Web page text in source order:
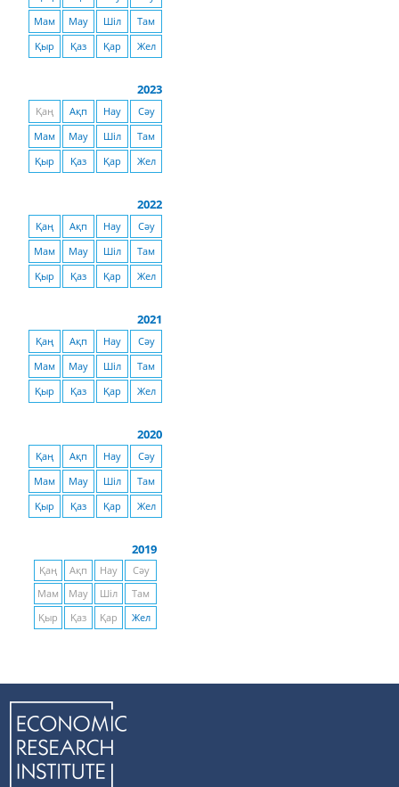
Мам
Мау Шіл
Там
Қыр
Қаз Қар Жел
2023
Қаң Ақп Нау
Сәу
Мам
Мау Шіл
Там
Қыр
Қаз Қар Жел
2022
Қаң Ақп Нау
Сәу
Мам
Мау Шіл
Там
Қыр
Қаз Қар Жел
2021
Қаң Ақп Нау
Сәу
Мам
Мау Шіл
Там
Қыр
Қаз Қар Жел
2020
Қаң Ақп Нау
Сәу
Мам
Мау Шіл
Там
Қыр
Қаз Қар Жел
2019
Қаң Ақп Нау
Сәу
Мам
Мау Шіл
Там
Қыр
Қаз Қар Жел